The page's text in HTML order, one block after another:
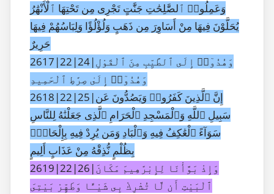
وَعَمِلُوا۟ ٱلصَّٰلِحَٰتِ جَنَّٰتٍ تَجْرِى مِن تَحْتِهَا ٱلْأَنْهَٰرُ
يُحَلَّوْنَ فِيهَا مِنْ أَسَاوِرَ مِن ذَهَبٍ وَلُؤْلُؤًا وَلِبَاسُهُمْ فِيهَا
حَرِيرٌ
2617|22|24|وَهُدُوٓا۟ إِلَى ٱلطَّيِّبِ مِنَ ٱلْقَوْلِ
وَهُدُوٓا۟ إِلَىٰ صِرَٰطِ ٱلْحَمِيدِ
2618|22|25|إِنَّ ٱلَّذِينَ كَفَرُوا۟ وَيَصُدُّونَ عَن
سَبِيلِ ٱللَّهِ وَٱلْمَسْجِدِ ٱلْحَرَامِ ٱلَّذِى جَعَلْنَٰهُ لِلنَّاسِ
سَوَآءً ٱلْعَٰكِفُ فِيهِ وَٱلْبَادِ وَمَن يُرِدْ فِيهِ بِإِلْحَادٍۭ
بِظُلْمٍ نُّذِقْهُ مِنْ عَذَابٍ أَلِيمٍ
2619|22|26|وَإِذْ بَوَّأْنَا لِإِبْرَٰهِيمَ مَكَانَ
ٱلْبَيْتِ أَن لَّا تُشْرِكْ بِى شَيْـًٔا وَطَهِّرْ بَيْتِىَ